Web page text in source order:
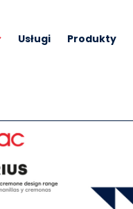
Usługi Produkty